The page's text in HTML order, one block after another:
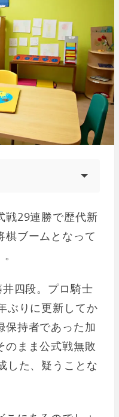
戦29連勝で歴代新
棋ブームとなって
四段。プロ騎士
ぶりに更新してか
保持者であった加
のまま公式戦無敗
した、疑うことな